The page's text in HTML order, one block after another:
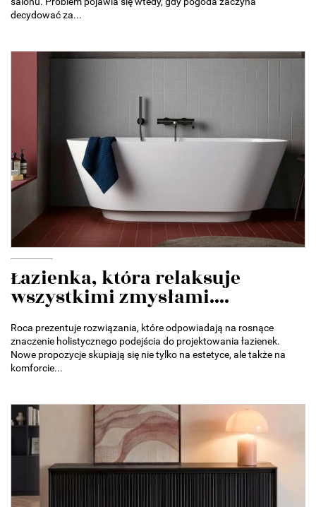
decydować za...
Łazienka, która relaksuje
wszystkimi zmysłami....
Roca prezentuje rozwiązania, które odpowiadają na rosnące
znaczenie holistycznego podejścia do projektowania łazienek.
Nowe propozycje skupiają się nie tylko na estetyce, ale także na
komforcie...